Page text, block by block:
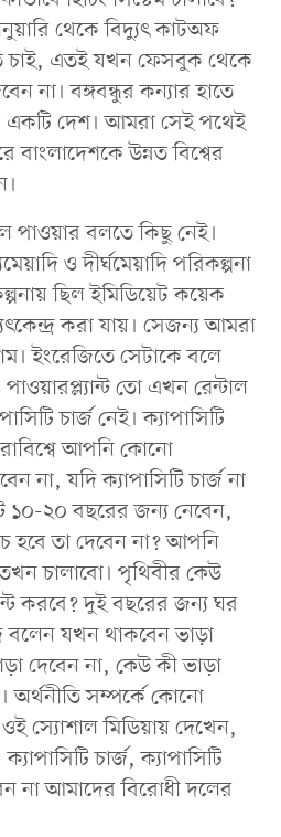
থেকে বিদ্যুৎ কাটঅফ
চাই, এতই যখন ফেসবুক থেকে
না। বঙ্গবন্ধুর কন্যার হাতে
একটি দেশ। আমরা সেই পথেই
বাংলাদেশকে উন্নত বিশ্বের
পাওয়ার বলতে কিছু নেই।
ও দীর্ঘমেয়াদি পরিকল্পনা
ছিল ইমিডিয়েট কয়েক
করা যায়। সেজন্য আমরা
ইংরেজিতে সেটাকে বলে
তো এখন রেন্টাল
চার্জ নেই। ক্যাপাসিটি
আপনি কোনো
না, যদি ক্যাপাসিটি চার্জ না
১০-২০ বছরের জন্য নেবেন,
হবে তা দেবেন না? আপনি
চালাবো। পৃথিবীর কেউ
করবে? দুই বছরের জন্য ঘর
বলেন যখন থাকবেন ভাড়া
দেবেন না, কেউ কী ভাড়া
অর্থনীতি সম্পর্কে কোনো
স্যোশাল মিডিয়ায় দেখেন,
চার্জ, ক্যাপাসিটি
না আমাদের বিরোধী দলের